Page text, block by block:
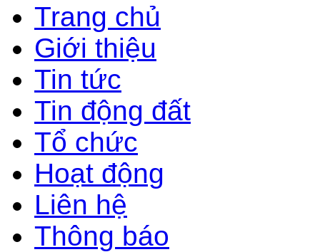
Trang chủ
Giới thiệu
Tin tức
Tin động đất
Tổ chức
Hoạt động
Liên hệ
Thông báo